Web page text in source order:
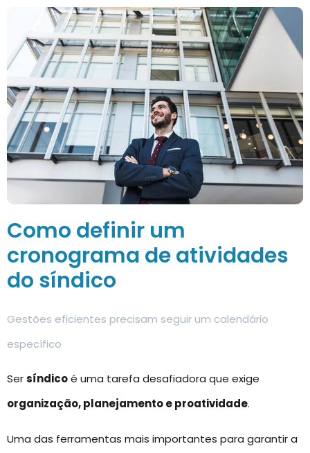
Como definir um
cronograma de atividades
do síndico
Gestões eficientes precisam seguir um calendário
específico
Sersíndicoé uma tarefa desafiadora que exige
organização, planejamento e proatividade.
Uma das ferramentas mais importantes para garantir a